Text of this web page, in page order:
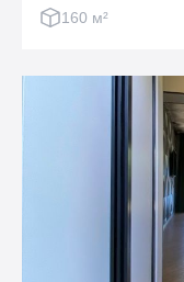
160 м²